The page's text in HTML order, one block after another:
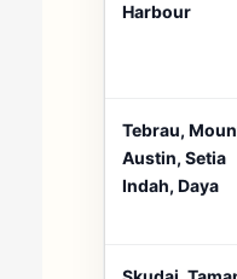
Harbour
Tebrau,
Austin, Setia
Indah, Daya